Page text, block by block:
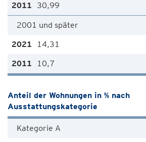
30,99
2001 und später
14,31
10,7
Anteil der Wohnungen in % nach
Ausstattungskategorie
Kategorie A